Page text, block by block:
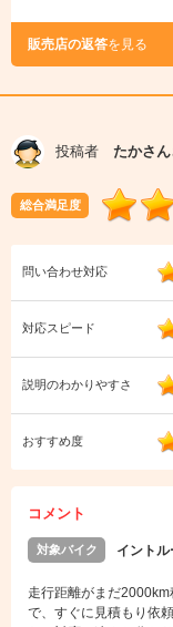
販売店の返答を見る
投稿者 たかさん
総合満足度
問い合わせ対応
対応スピード
説明のわかりやすさ
おすすめ度
コメント
対象バイク イント
走行距離がまだ
で、すぐに見積もり依